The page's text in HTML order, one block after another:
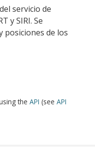
servicio de
y SIRI. Se
posiciones de los
the API (see API